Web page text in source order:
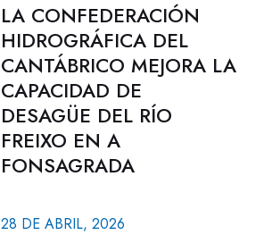
LA CONFEDERACIÓN
HIDROGRÁFICA DEL
CANTÁBRICO MEJORA LA
CAPACIDAD DE
DESAGÜE DEL RÍO
FREIXO EN A
FONSAGRADA
28 DE ABRIL, 2026